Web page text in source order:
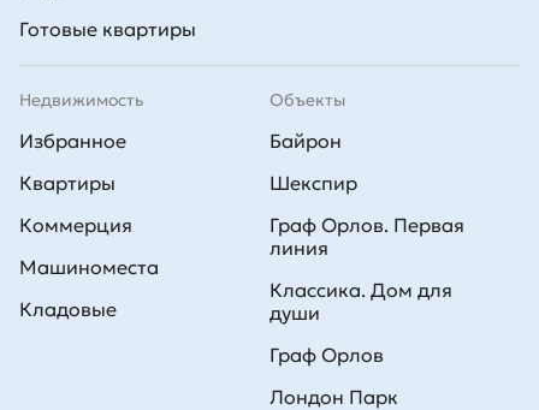
Готовые квартиры
Недвижимость
Избранное
Квартиры
Коммерция
Машиноместа
Кладовые
Объекты
Байрон
Шекспир
Граф Орлов. Первая
линия
Классика. Дом для
души
Граф Орлов
Лондон Парк